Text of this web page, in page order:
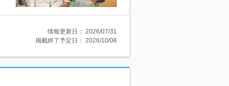
情報更新日： 2026/07/31
掲載終了予定日： 2026/10/08